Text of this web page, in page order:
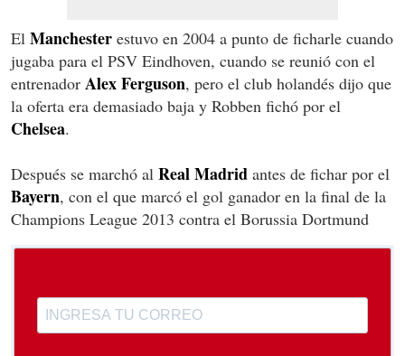
El Manchester estuvo en 2004 a punto de ficharle cuando
jugaba para el PSV Eindhoven, cuando se reunió con el
entrenador Alex Ferguson, pero el club holandés dijo que
la oferta era demasiado baja y Robben fichó por el
Chelsea.
Después se marchó al Real Madrid antes de fichar por el
Bayern, con el que marcó el gol ganador en la final de la
Champions League 2013 contra el Borussia Dortmund